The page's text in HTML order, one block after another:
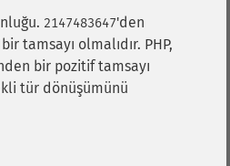
2147483647'den
tamsayı olmalıdır. PHP,
bir pozitif tamsayı
tür dönüşümünü